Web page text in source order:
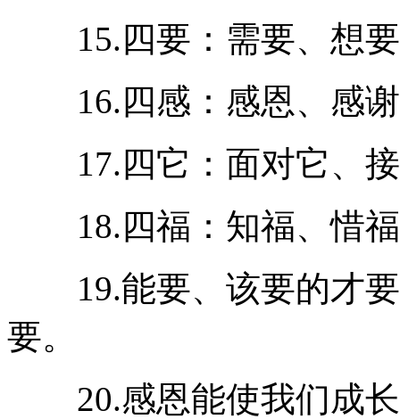
15.四要：需要、想要
16.四感：感恩、感谢
17.四它：面对它、接
18.四福：知福、惜福
19.能要、该要的才要
要。
20.感恩能使我们成长